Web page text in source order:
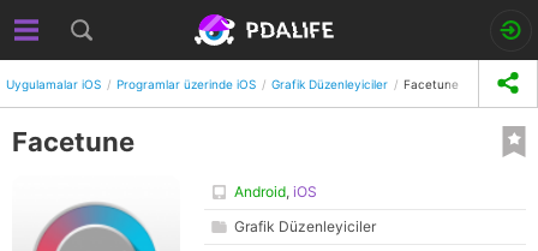
Uygulamalar iOS Programlar üzerinde iOS Grafik Düzenleyiciler Facetune
Facetune
Android, iOS
Grafik Düzenleyiciler